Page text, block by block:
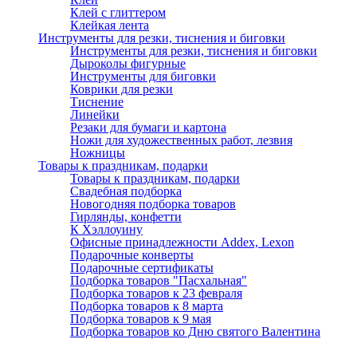
Клей с глиттером
Клейкая лента
Инструменты для резки, тиснения и биговки
Инструменты для резки, тиснения и биговки
Дыроколы фигурные
Инструменты для биговки
Коврики для резки
Тиснение
Линейки
Резаки для бумаги и картона
Ножи для художественных работ, лезвия
Ножницы
Товары к праздникам, подарки
Товары к праздникам, подарки
Свадебная подборка
Новогодняя подборка товаров
Гирлянды, конфетти
К Хэллоуину
Офисные принадлежности Addex, Lexon
Подарочные конверты
Подарочные сертификаты
Подборка товаров "Пасхальная"
Подборка товаров к 23 февраля
Подборка товаров к 8 марта
Подборка товаров к 9 мая
Подборка товаров ко Дню святого Валентина